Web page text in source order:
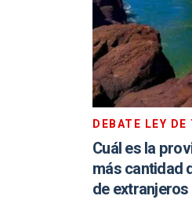
DEBATE LEY DE
Cuál es la
más cantidad
de extranjeros